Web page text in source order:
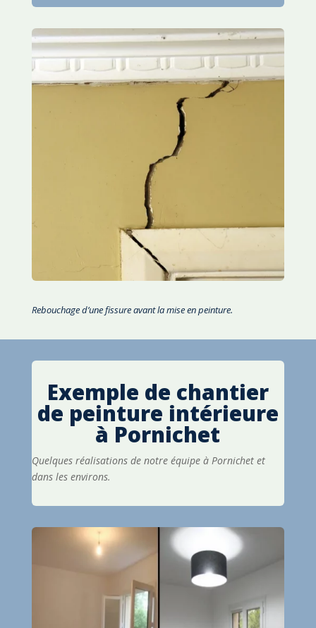
Rebouchage d’une fissure avant la mise en peinture.
Exemple de chantier
de peinture intérieure
à Pornichet
Quelques réalisations de notre équipe à Pornichet et
dans les environs.